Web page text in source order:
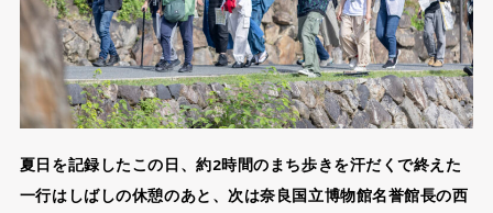
夏日を記録したこの日、約2時間のまち歩きを汗だくで終えた
一行はしばしの休憩のあと、次は奈良国立博物館名誉館長の西